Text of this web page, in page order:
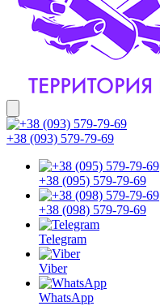
+38 (093) 579-79-69
+38 (095) 579-79-69
+38 (098) 579-79-69
Telegram
Viber
WhatsApp